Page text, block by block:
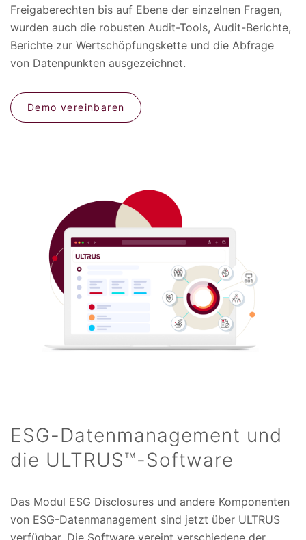
Freigaberechten bis auf Ebene der einzelnen Fragen,
wurden auch die robusten Audit-Tools, Audit-Berichte,
Berichte zur Wertschöpfungskette und die Abfrage
von Datenpunkten ausgezeichnet.
Demo vereinbaren
ESG-Datenmanagement und
die ULTRUS™-Software
Das Modul ESG Disclosures und andere Komponenten
von ESG-Datenmanagement sind jetzt über ULTRUS
verfügbar. Die Software vereint verschiedene der